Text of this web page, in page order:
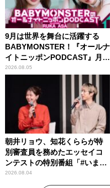
9月は世界を舞台に活躍する
BABYMONSTER！『オールナ
イトニッポンPODCAST』月替
わりパーソナリティ
2026.08.05
朝井リョウ、知花くららが特
別審査員を務めたエッセイコ
ンテストの特別番組「#いまあ
なたに伝えたいこと」
2026.08.04